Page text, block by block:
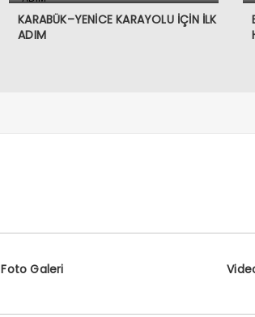
KARABÜK–YENİCE KARAYOLU İÇİN İLK
ADIM
Foto Galeri